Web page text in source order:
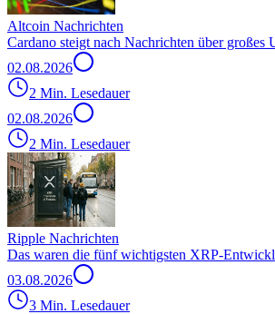
Altcoin Nachrichten
Cardano steigt nach Nachrichten über großes
02.08.2026
2 Min. Lesedauer
02.08.2026
2 Min. Lesedauer
Ripple Nachrichten
Das waren die fünf wichtigsten XRP-
03.08.2026
3 Min. Lesedauer